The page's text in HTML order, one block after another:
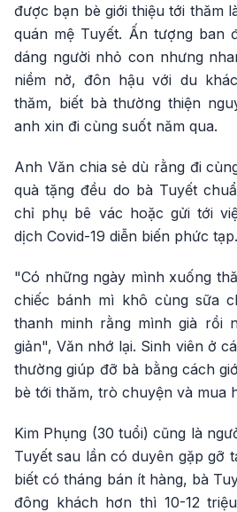
được bạn bè giới thiệu tới thăm
quán mệ Tuyết. Ấn tượng ban
dáng người nhỏ con nhưng
niềm nở, đôn hậu với du
thăm, biết bà thường thiện
anh xin đi cùng suốt năm qua.
Anh Văn chia sẻ dù rằng đi
quà tặng đều do bà Tuyết
chỉ phụ bê vác hoặc gửi tới
dịch Covid-19 diễn biến phức tạp.
"Có những ngày mình xuống
chiếc bánh mì khô cùng sữa
thanh minh rằng mình già rồi
giản", Văn nhớ lại. Sinh viên ở
thường giúp đỡ bà bằng cách
bè tới thăm, trò chuyện và mua
Kim Phụng (30 tuổi) cũng là
Tuyết sau lần có duyên gặp gỡ
biết có tháng bán ít hàng, bà
đông khách hơn thì 10-12